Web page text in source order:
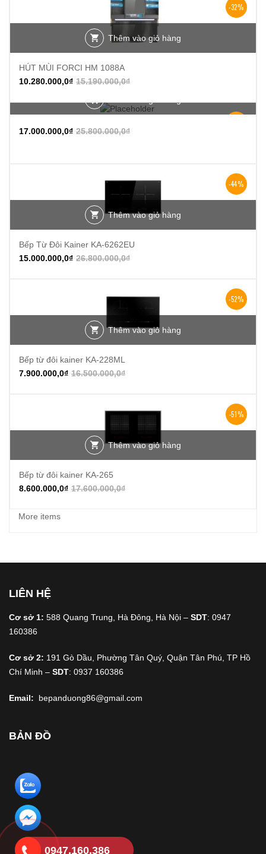
-32%
Thêm vào giỏ hàng
HÚT MÙI FORCI HM 1088A
15.190.000,0₫
10.280.000,0₫
25.800.000,0₫
17.000.000,0₫
-44%
Thêm vào giỏ hàng
Bếp Từ Đôi Kainer KA-6262EU
26.800.000,0₫
15.000.000,0₫
-52%
Thêm vào giỏ hàng
Bếp từ đôi kainer KA-228ML
16.500.000,0₫
7.900.000,0₫
-51%
Thêm vào giỏ hàng
Bếp từ đôi kainer KA-265
17.600.000,0₫
8.600.000,0₫
More items
LIÊN HỆ
Cơ sở 1: 588 Quang Trung, Hà Đông, Hà Nội – SDT: 0947
160386
Cơ sở 2: 191 Gò Dầu, Phường Tân Quý, Quận Tân Phú, TP Hồ
Chí Minh – SDT: 0937 160386
Email: bepanduong86@gmail.com
BẢN ĐỒ
0947.160.386